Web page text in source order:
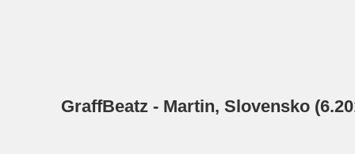
GraffBeatz - Martin, Slovensko